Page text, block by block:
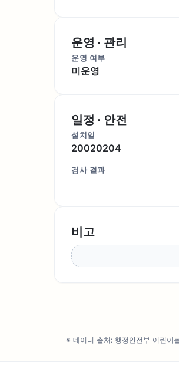
운영 · 관리
운영 여부
미운영
일정 · 안전
설치일
20020204
검사 결과
비고
※ 데이터 출처: 행정안전부 어린